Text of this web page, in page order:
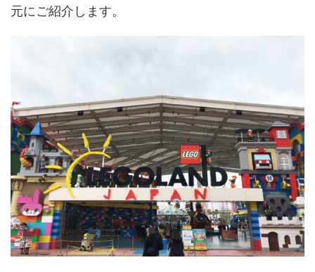
元にご紹介します。